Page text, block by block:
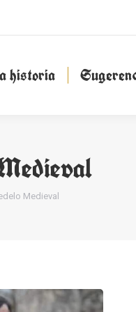
historia
Medieval
historia